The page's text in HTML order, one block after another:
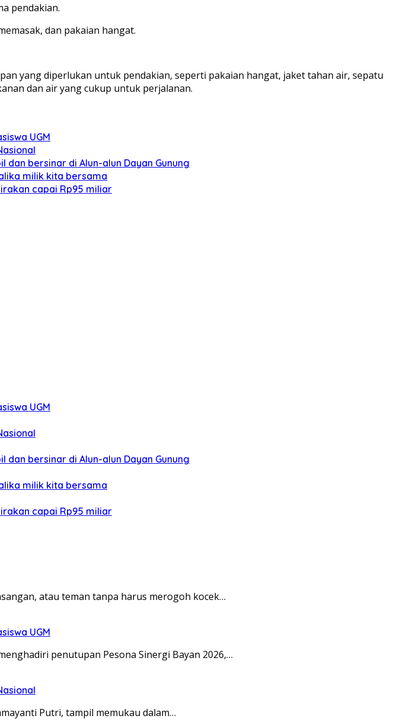
pendakian.
dan pakaian hangat.
yang diperlukan untuk pendakian, seperti pakaian hangat, jaket tahan air, sepatu
dan air yang cukup untuk perjalanan.
UGM
bersinar di Alun-alun Dayan Gunung
milik kita bersama
capai Rp95 miliar
UGM
bersinar di Alun-alun Dayan Gunung
milik kita bersama
capai Rp95 miliar
atau teman tanpa harus merogoh kocek…
UGM
penutupan Pesona Sinergi Bayan 2026,…
Putri, tampil memukau dalam…